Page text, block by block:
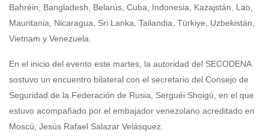
Bahréin, Bangladesh, Belarús, Cuba, Indonesia, Kazajstán, Lao,
Mauritania, Nicaragua, Sri Lanka, Tailandia, Türkiye, Uzbekistán,
Vietnam y Venezuela.
En el inicio del evento este martes, la autoridad del SECODENA
sostuvo un encuentro bilateral con el secretario del Consejo de
Seguridad de la Federación de Rusia, Serguéi Shoigú, en el que
estuvo acompañado por el embajador venezolano acreditado en
Moscú, Jesús Rafael Salazar Velásquez.